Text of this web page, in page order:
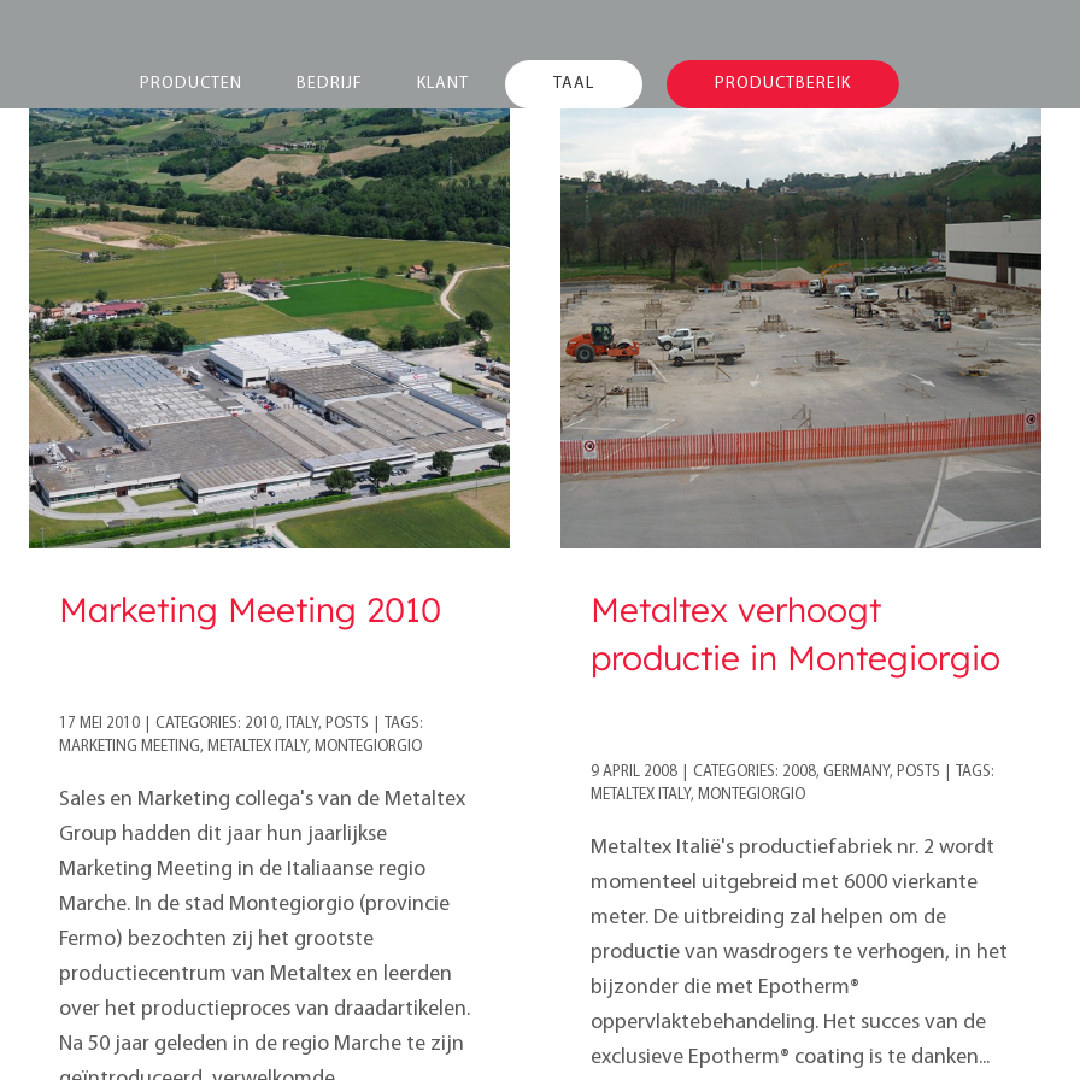
PRODUCTEN BEDRIJF KLANT TAAL PRODUCTBEREIK
Marketing Meeting
2010
Marketing Meeting 2010
17 MEI 2010 CATEGORIES: 2010, ITALY, POSTS
TAGS:
MARKETING MEETING, METALTEX ITALY, MONTEGIORGIO
Sales en Marketing collega's van de Metaltex
Group hadden dit jaar hun jaarlijkse
Marketing Meeting in de Italiaanse regio
Marche. In de stad Montegiorgio (provincie
Fermo) bezochten zij het grootste
productiecentrum van Metaltex en leerden
over het productieproces van draadartikelen.
Na 50 jaar geleden in de regio Marche te zijn
Metaltex verhoogt
productie in
Montegiorgio
Metaltex verhoogt
productie in Montegiorgio
9 APRIL 2008 CATEGORIES: 2008, GERMANY, POSTS
TAGS:
METALTEX ITALY, MONTEGIORGIO
Metaltex Italië's productiefabriek nr. 2 wordt
momenteel uitgebreid met 6000 vierkante
meter. De uitbreiding zal helpen om de
productie van wasdrogers te verhogen, in het
bijzonder die met Epotherm®
oppervlaktebehandeling. Het succes van de
exclusieve Epotherm® coating is te danken...